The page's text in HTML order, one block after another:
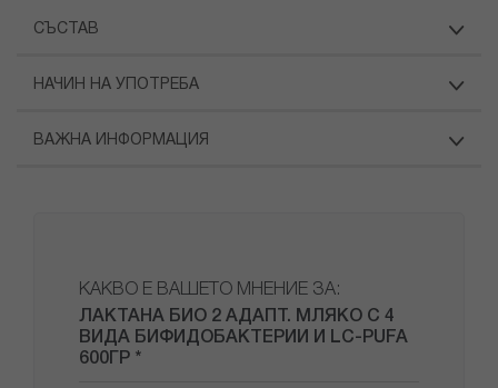
СЪСТАВ
НАЧИН НА УПОТРЕБА
ВАЖНА ИНФОРМАЦИЯ
КАКВО Е ВАШЕТО МНЕНИЕ ЗА:
ЛАКТАНА БИО 2 АДАПТ. МЛЯКО С 4
ВИДА БИФИДОБАКТЕРИИ И LC-PUFA
600ГР *